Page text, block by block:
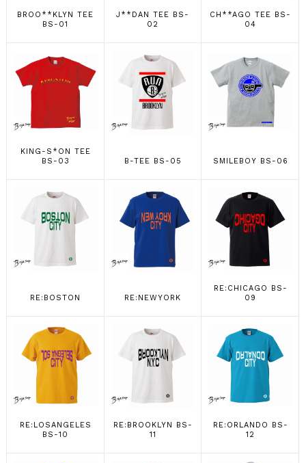
BROO**KLYN TEE
BS-01
J**DAN TEE BS-
02
CH**AGO TEE BS-
04
KING-S*ON TEE
BS-03
B-TEE BS-05 SMILEBOY BS-06
RE:BOSTON RE:NEWYORK
RE:CHICAGO BS-
09
RE:LOSANGELES
BS-10
RE:BROOKLYN BS-
11
RE:ORLANDO BS-
12